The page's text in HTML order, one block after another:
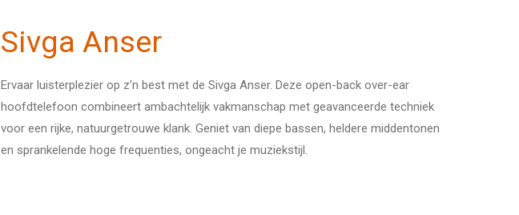
Sivga Anser
Ervaar luisterplezier op z’n best met de Sivga Anser. Deze open-back over-ear
hoofdtelefoon combineert ambachtelijk vakmanschap met geavanceerde techniek
voor een rijke, natuurgetrouwe klank. Geniet van diepe bassen, heldere middentonen
en sprankelende hoge frequenties, ongeacht je muziekstijl.